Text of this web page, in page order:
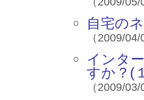
自宅の
（2009/
インタ
すか？(
（2009/